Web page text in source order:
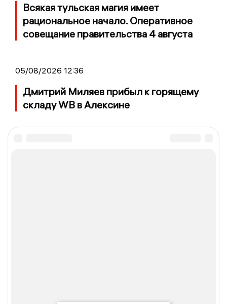
Всякая тульская магия имеет
рациональное начало. Оперативное
совещание правительства 4 августа
05/08/2026 12:36
Дмитрий Миляев прибыл к горящему
складу WB в Алексине